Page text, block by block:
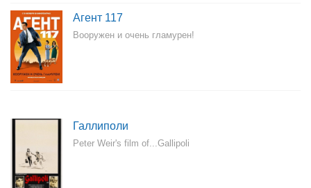
Агент 117
Вооружен и очень гламурен!
Галлиполи
Peter Weir's film of...Gallipoli